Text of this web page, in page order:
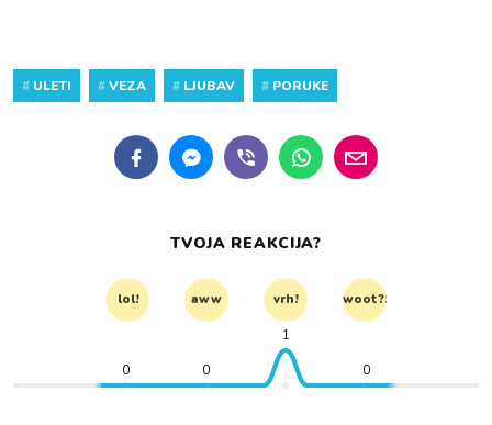
# ULETI #VEZA # LJUBAV # PORUKE
TVOJA REAKCIJA?
lol! aww vrh! woot?!
0 0
1
0